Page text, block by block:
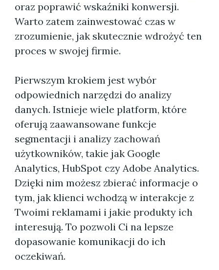
oraz poprawić wskaźniki konwersji.
Warto zatem zainwestować czas w
zrozumienie, jak skutecznie wdrożyć ten
proces w swojej firmie.
Pierwszym krokiem jest wybór
odpowiednich narzędzi do analizy
danych. Istnieje wiele platform, które
oferują zaawansowane funkcje
segmentacji i analizy zachowań
użytkowników, takie jak Google
Analytics, HubSpot czy Adobe Analytics.
Dzięki nim możesz zbierać informacje o
tym, jak klienci wchodzą w interakcje z
Twoimi reklamami i jakie produkty ich
interesują. To pozwoli Ci na lepsze
dopasowanie komunikacji do ich
oczekiwań.